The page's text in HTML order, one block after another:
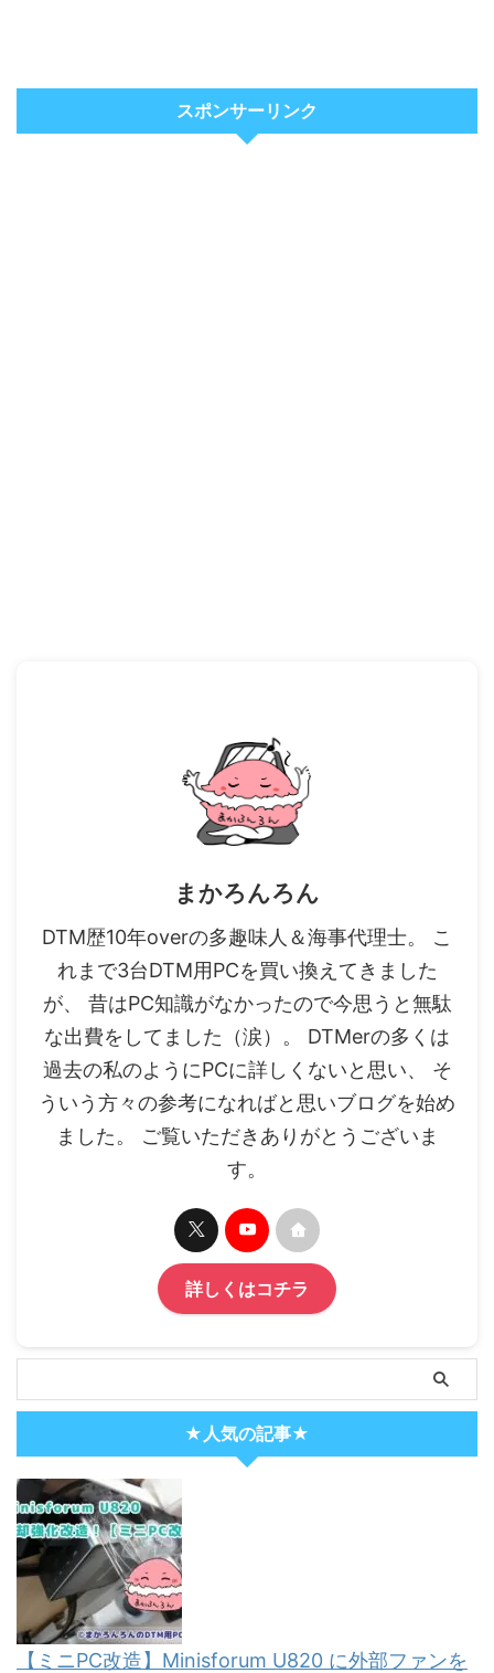
スポンサーリンク
まかろんろん
DTM歴10年overの多趣味人＆海事代理士。 こ
れまで3台DTM用PCを買い換えてきました
が、 昔はPC知識がなかったので今思うと無駄
な出費をしてました（涙）。 DTMerの多くは
過去の私のようにPCに詳しくないと思い、 そ
ういう方々の参考になればと思いブログを始め
ました。 ご覧いただきありがとうございま
す。
詳しくはコチラ
★人気の記事★
【ミニPC改造】Minisforum U820 に外部ファンを